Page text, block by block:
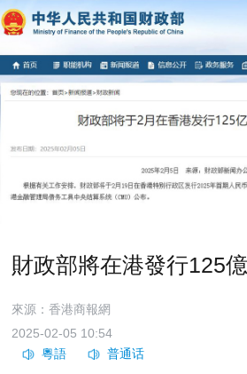
財政部將在港發行125
來源：香港商報網
2025-02-05 10:54